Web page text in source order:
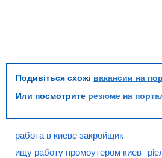
Подивіться схожі вакансии на
Или посмотрите резюме на
работа в киеве закройщик
ищу работу промоутером киев